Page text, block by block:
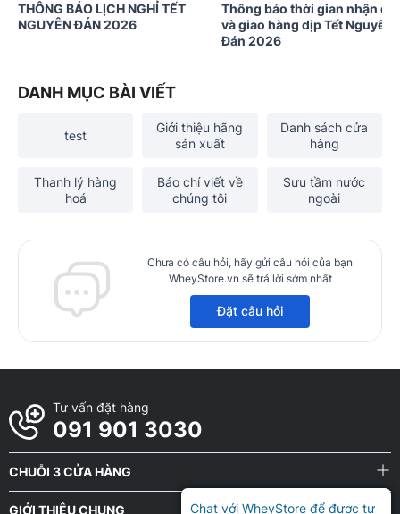
THÔNG BÁO LỊCH NGHỈ TẾT
NGUYÊN ĐÁN 2026
Thông báo thời gian nhận
và giao hàng dịp Tết Nguyên
Đán 2026
DANH MỤC BÀI VIẾT
test
Giới thiệu hãng
sản xuất
Danh sách cửa
hàng
Thanh lý hàng
hoá
Báo chí viết về
chúng tôi
Sưu tầm nước
ngoài
Chưa có câu hỏi, hãy gửi câu hỏi của bạn
WheyStore.vn sẽ trả lời sớm nhất
Đặt câu hỏi
Tư vấn đặt hàng
091 901 3030
CHUỖI 3 CỬA HÀNG
GIỚI THIỆU CHUNG Chat với WheyStore để được tư